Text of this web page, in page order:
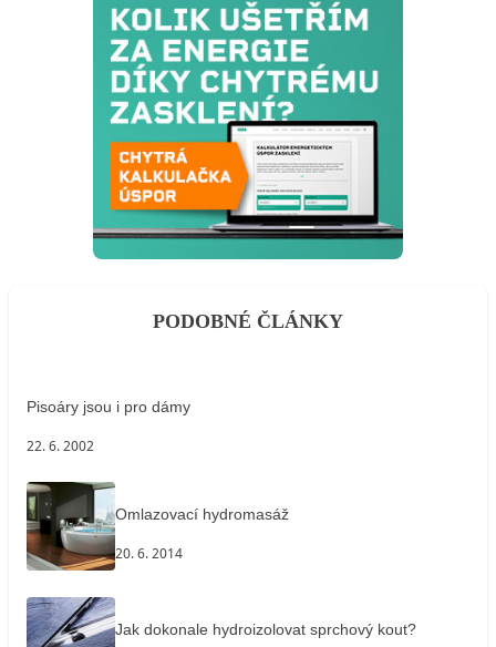
PODOBNÉ ČLÁNKY
Pisoáry jsou i pro dámy
22. 6. 2002
Omlazovací hydromasáž
20. 6. 2014
Jak dokonale hydroizolovat sprchový kout?